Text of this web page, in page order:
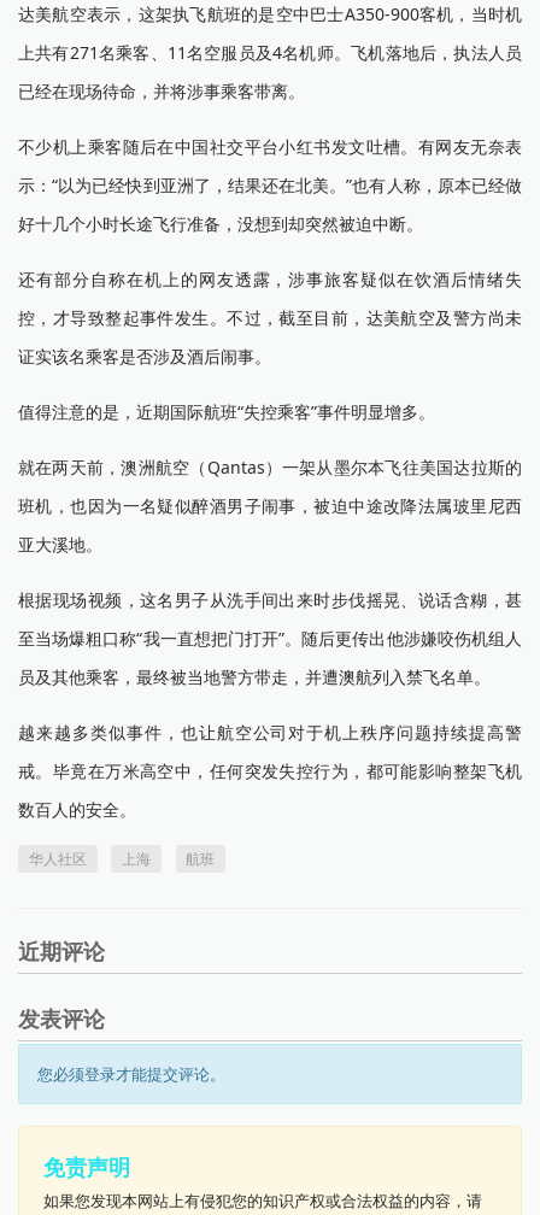
达美航空表示，这架执飞航班的是空中巴士A350-900客机，当时机
上共有271名乘客、11名空服员及4名机师。飞机落地后，执法人员
已经在现场待命，并将涉事乘客带离。
不少机上乘客随后在中国社交平台小红书发文吐槽。有网友无奈表
示：“以为已经快到亚洲了，结果还在北美。”也有人称，原本已经做
好十几个小时长途飞行准备，没想到却突然被迫中断。
还有部分自称在机上的网友透露，涉事旅客疑似在饮酒后情绪失
控，才导致整起事件发生。不过，截至目前，达美航空及警方尚未
证实该名乘客是否涉及酒后闹事。
值得注意的是，近期国际航班“失控乘客”事件明显增多。
就在两天前，澳洲航空（Qantas）一架从墨尔本飞往美国达拉斯的
班机，也因为一名疑似醉酒男子闹事，被迫中途改降法属玻里尼西
亚大溪地。
根据现场视频，这名男子从洗手间出来时步伐摇晃、说话含糊，甚
至当场爆粗口称“我一直想把门打开”。随后更传出他涉嫌咬伤机组人
员及其他乘客，最终被当地警方带走，并遭澳航列入禁飞名单。
越来越多类似事件，也让航空公司对于机上秩序问题持续提高警
戒。毕竟在万米高空中，任何突发失控行为，都可能影响整架飞机
数百人的安全。
华人社区 上海 航班
近期评论
发表评论
您必须登录才能提交评论。
免责声明
如果您发现本网站上有侵犯您的知识产权或合法权益的内容，请